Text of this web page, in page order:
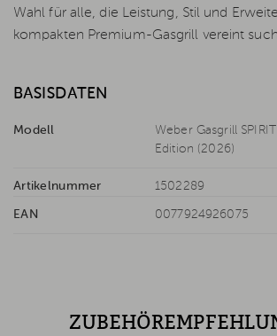
Wahl für alle, die Leistung, Stil und
kompakten Premium-Gasgrill vereint
BASISDATEN
Modell
Weber Gasgrill
Edition (2026)
Artikelnummer 1502289
EAN 0077924926075